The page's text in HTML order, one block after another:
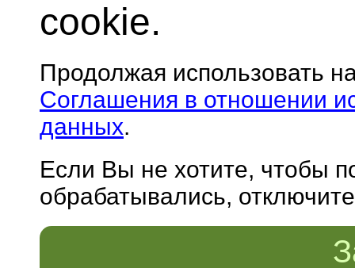
cookie.
Продолжая использовать
Соглашения в отношении
данных.
Если Вы не хотите, чтобы
обрабатывались,